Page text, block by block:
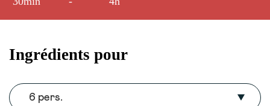
Ingrédients pour
6 pers.